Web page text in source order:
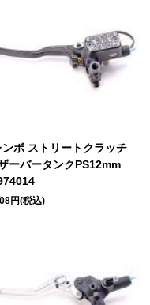
ンボ ストリートクラッチ
ーバータンクPS12mm
円(税込)